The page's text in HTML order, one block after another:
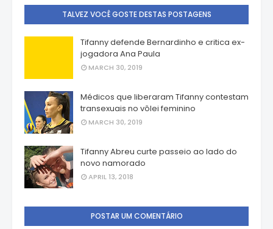
TALVEZ VOCÊ GOSTE DESTAS POSTAGENS
Tifanny defende Bernardinho e critica ex-
jogadora Ana Paula
MARCH 30, 2019
Médicos que liberaram Tifanny contestam
transexuais no vôlei feminino
MARCH 30, 2019
Tifanny Abreu curte passeio ao lado do
novo namorado
APRIL 13, 2018
POSTAR UM COMENTÁRIO